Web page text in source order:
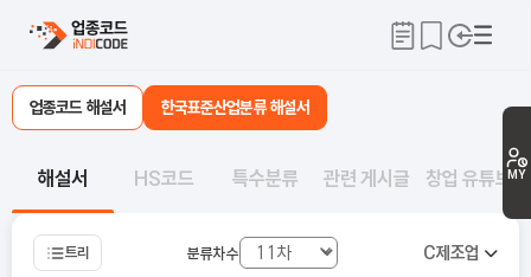
MY
업종코드 해설서 한국표준산업분류 해설서
해설서 HS코드 특수분류 관련 게시글 창업 유튜브
트리 분류차수 C제조업